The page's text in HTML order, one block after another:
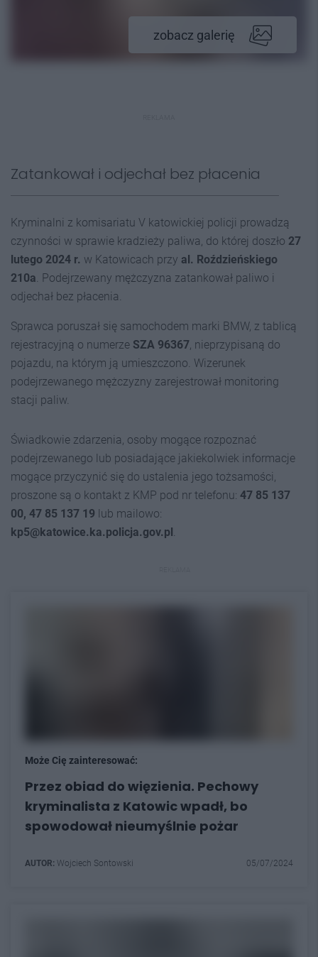
zobacz galerię
Zatankował i odjechał bez płacenia
Kryminalni z komisariatu V katowickiej policji prowadzą
czynności w sprawie kradzieży paliwa, do której doszło 27
lutego 2024 r. w Katowicach przy al. Roździeńskiego
210a. Podejrzewany mężczyzna zatankował paliwo i
odjechał bez płacenia.
Sprawca poruszał się samochodem marki BMW, z tablicą
rejestracyjną o numerze SZA 96367, nieprzypisaną do
pojazdu, na którym ją umieszczono. Wizerunek
podejrzewanego mężczyzny zarejestrował monitoring
stacji paliw.
Świadkowie zdarzenia, osoby mogące rozpoznać
podejrzewanego lub posiadające jakiekolwiek informacje
mogące przyczynić się do ustalenia jego tożsamości,
proszone są o kontakt z KMP pod nr telefonu: 47 85 137
00, 47 85 137 19 lub mailowo:
kp5@katowice.ka.policja.gov.pl.
Może Cię zainteresować:
Przez obiad do więzienia. Pechowy
kryminalista z Katowic wpadł, bo
spowodował nieumyślnie pożar
AUTOR: Wojciech Sontowski 05/07/2024